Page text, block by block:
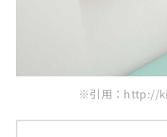
※引用：http://